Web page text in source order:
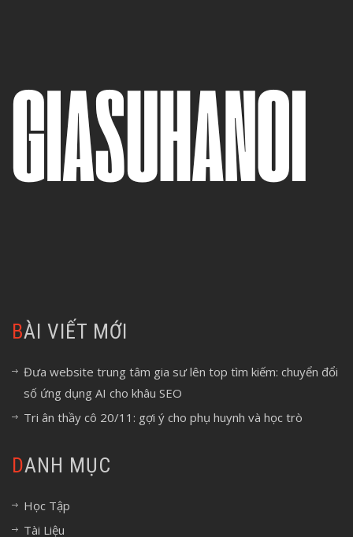
BÀI VIẾT MỚI
Đưa website trung tâm gia sư lên top tìm kiếm: chuyển đổi
số ứng dụng AI cho khâu SEO
Tri ân thầy cô 20/11: gợi ý cho phụ huynh và học trò
DANH MỤC
Học Tập
Tài Liệu